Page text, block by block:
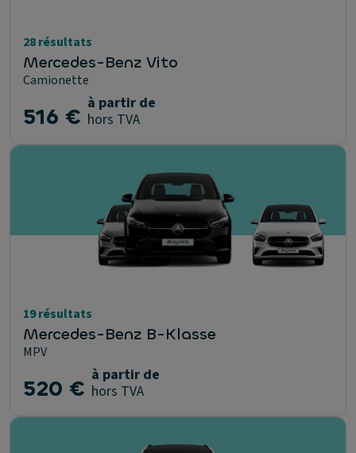
28 résultats
Mercedes-Benz Vito
Camionette
516 € à partir de
hors TVA
19 résultats
Mercedes-Benz B-Klasse
MPV
520 € à partir de
hors TVA